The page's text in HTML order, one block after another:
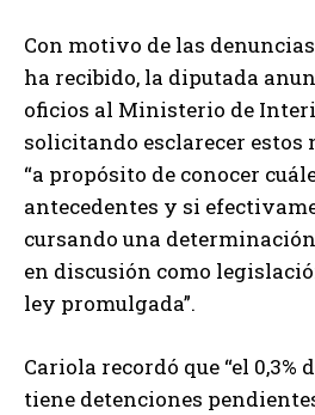
Con motivo de las
ha recibido, la diputada
oficios al Ministerio de
solicitando esclarecer estos
“a propósito de conocer
antecedentes y si
cursando una
en discusión como
ley promulgada”.
Cariola recordó que “el 0,3%
tiene detenciones